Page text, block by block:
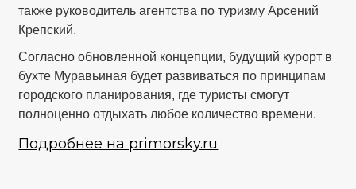
также руководитель агентства по туризму Арсений
Крепский.
Согласно обновленной концепции, будущий курорт в
бухте Муравьиная будет развиваться по принципам
городского планирования, где туристы смогут
полноценно отдыхать любое количество времени.
Подробнее на primorsky.ru